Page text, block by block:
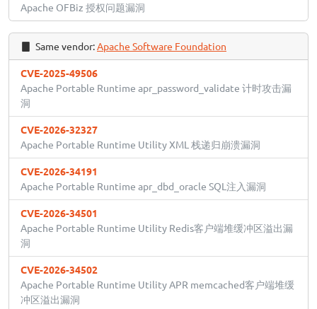
Apache OFBiz 授权问题漏洞
Same vendor:Apache Software Foundation
CVE-2025-49506
Apache Portable Runtime apr_password_validate 计时攻击漏
洞
CVE-2026-32327
Apache Portable Runtime Utility XML 栈递归崩溃漏洞
CVE-2026-34191
Apache Portable Runtime apr_dbd_oracle SQL注入漏洞
CVE-2026-34501
Apache Portable Runtime Utility Redis客户端堆缓冲区溢出漏
洞
CVE-2026-34502
Apache Portable Runtime Utility APR memcached客户端堆缓
冲区溢出漏洞